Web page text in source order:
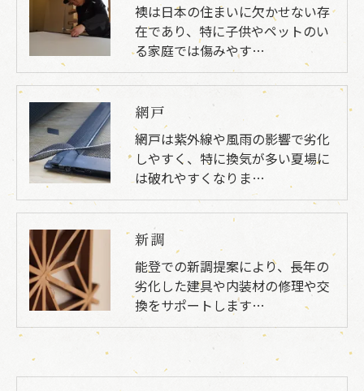
襖は日本の住まいに欠かせない存
在であり、特に子供やペットのい
る家庭では傷みやす…
網戸
網戸は紫外線や風雨の影響で劣化
しやすく、特に換気が多い夏場に
は破れやすくなりま…
新調
能登での新調提案により、長年の
劣化した建具や内装材の修理や交
換をサポートします…